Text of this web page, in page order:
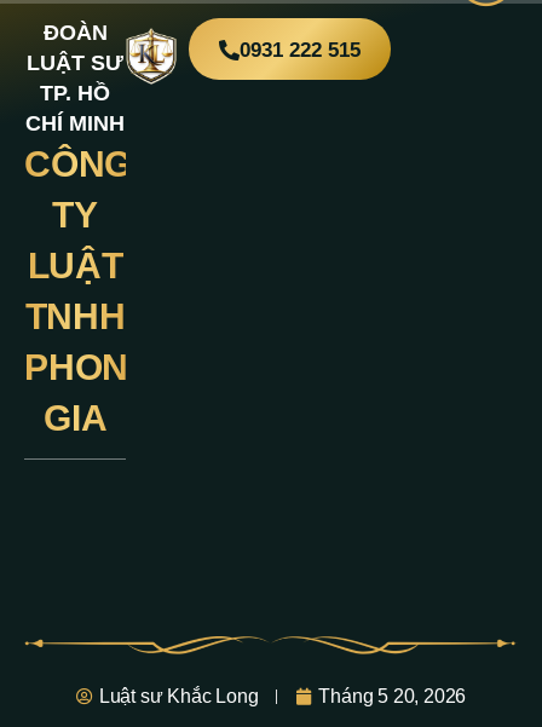
ĐOÀN
LUẬT SƯ
TP. HỒ
CHÍ MINH
CÔNG
TY
LUẬT
TNHH
PHONG
GIA
0931 222 515
Luật sư Khắc Long Tháng 5 20, 2026